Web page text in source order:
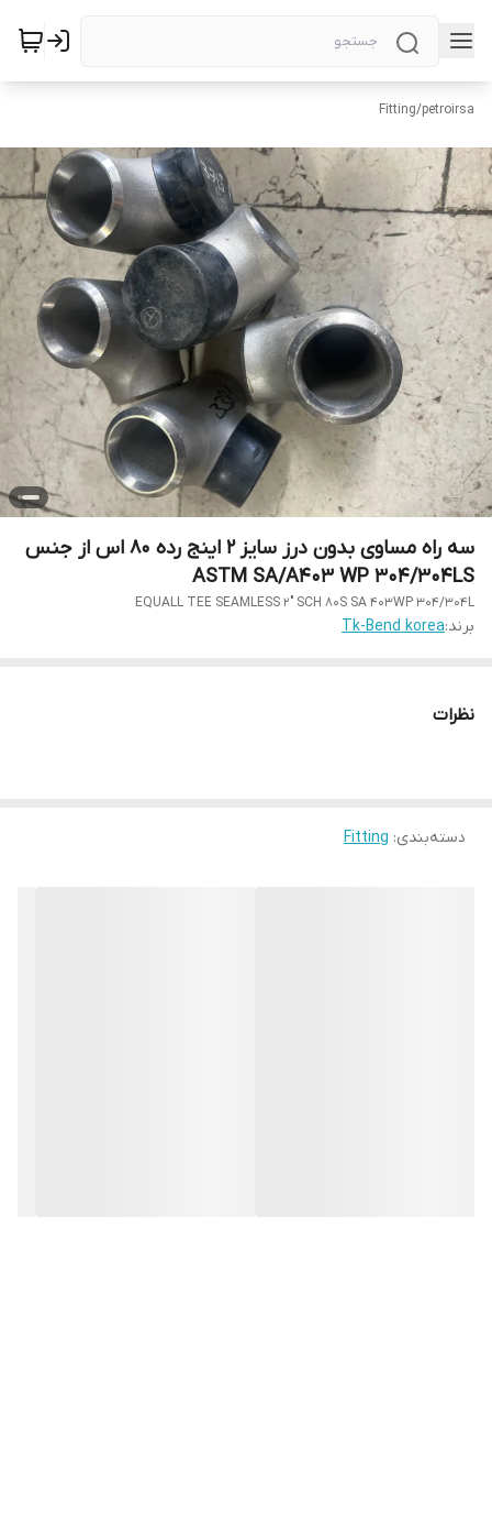
petroirsa
/
Fitting
سه راه مساوی بدون درز سایز 2 اینج رده 80 اس از جنس
ASTM SA/A403 WP 304/304LS
EQUALL TEE SEAMLESS 2" SCH 80S SA 403WP 304/304L
برند:Tk-Bend korea
نظرات
دسته‌بندی:
Fitting